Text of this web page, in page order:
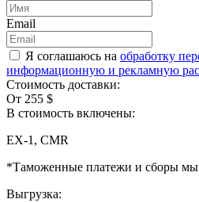
Email
Я соглашаюсь на обработку
информационную и рекламную
Стоимость доставки:
От 255 $
В стоимость включены:
EX-1, CMR
*Таможенные платежи и сборы мы
Выгрузка: